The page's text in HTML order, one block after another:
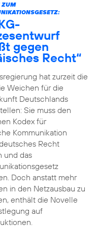
ZUM
gegen
Recht“
hat zurzeit die
Weichen für die
Deutschlands
Sie muss den
Kodex für
Kommunikation
Recht
und das
Doch anstatt mehr
in den Netzausbau zu
enthält die Novelle
auf